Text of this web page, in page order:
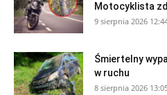
Motocyklista
9 sierpnia 2026
Śmiertelny
w ruchu
8 sierpnia 2026